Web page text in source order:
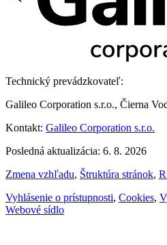
Technický prevádzkovateľ:
Galileo Corporation s.r.o., Čierna
Kontakt: Galileo Corporation s.r.o.
Posledná aktualizácia: 6. 8. 2026
Zmena vzhľadu, Štruktúra stránok,
Vyhlásenie o prístupnosti, Cookies,
Webové sídlo